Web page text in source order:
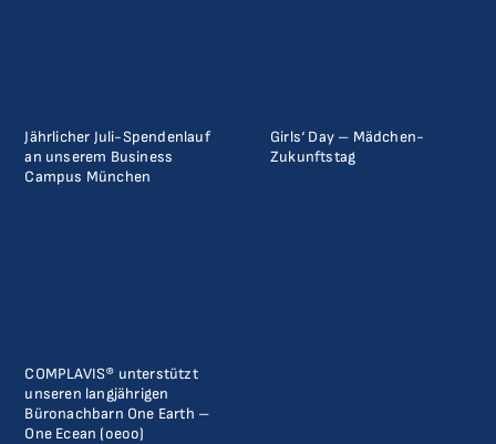
Jährlicher Juli-Spendenlauf
an unserem Business
Campus München
Girls‘ Day – Mädchen-
Zukunftstag
COMPLAVIS® unterstützt
unseren langjährigen
Büronachbarn One Earth –
One Ecean (oeoo)